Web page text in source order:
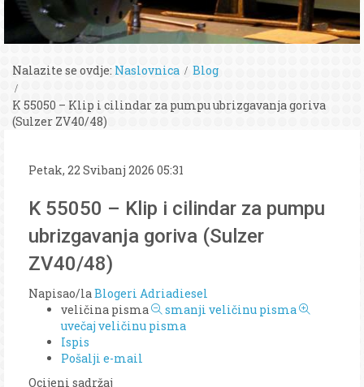
Nalazite se ovdje: Naslovnica Blog
K 55050 – Klip i cilindar za pumpu ubrizgavanja goriva
(Sulzer ZV40/48)
Petak, 22 Svibanj 2026 05:31
K 55050 – Klip i cilindar za pumpu
ubrizgavanja goriva (Sulzer
ZV40/48)
Napisao/la Blogeri Adriadiesel
veličina pisma
smanji veličinu pisma
uvečaj veličinu pisma
Ispis
Pošalji e-mail
Ocijeni sadržaj